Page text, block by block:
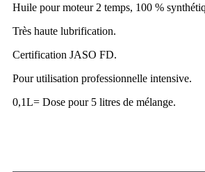
Huile pour moteur 2 temps, 100 %
Très haute lubrification.
Certification JASO FD.
Pour utilisation professionnelle intensive.
0,1L= Dose pour 5 litres de mélange.